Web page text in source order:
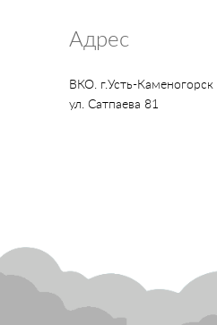
Адрес
ВКО. г.Усть-Каменогорск
ул. Сатпаева 81